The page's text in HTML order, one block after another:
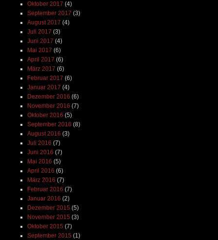
Oktober 2017 (4)
September 2017 (3)
August 2017 (4)
Juli 2017 (3)
Juni 2017 (4)
Mai 2017 (6)
April 2017 (6)
März 2017 (6)
Februar 2017 (6)
Januar 2017 (4)
Dezember 2016 (6)
November 2016 (7)
Oktober 2016 (5)
September 2016 (8)
August 2016 (3)
Juli 2016 (7)
Juni 2016 (7)
Mai 2016 (5)
April 2016 (6)
März 2016 (7)
Februar 2016 (7)
Januar 2016 (2)
Dezember 2015 (5)
November 2015 (3)
Oktober 2015 (7)
September 2015 (1)